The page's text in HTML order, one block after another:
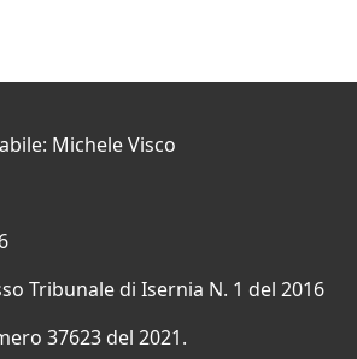
Michele Visco
Tribunale di Isernia N. 1 del 2016
37623 del 2021.